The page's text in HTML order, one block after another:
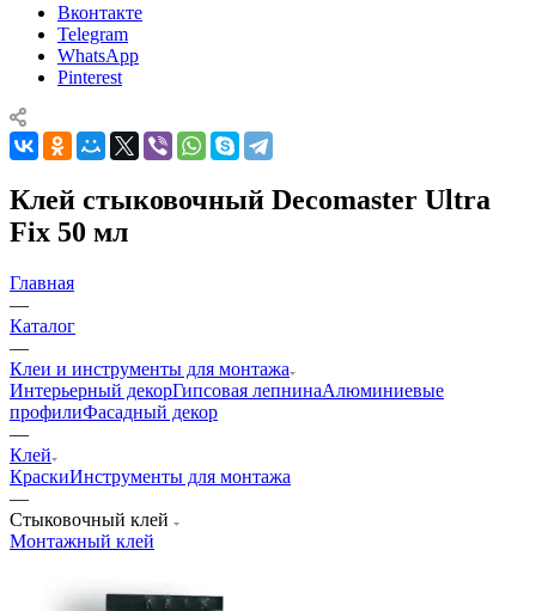
Вконтакте
Telegram
WhatsApp
Pinterest
Клей стыковочный Decomaster Ultra
Fix 50 мл
Главная
—
Каталог
—
Клеи и инструменты для монтажа
Интерьерный декорГипсовая лепнинаАлюминиевые
профилиФасадный декор
—
Клей
КраскиИнструменты для монтажа
—
Стыковочный клей
Монтажный клей